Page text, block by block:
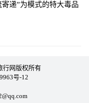
递”为模式的特大毒品
行网版权所有
号-12